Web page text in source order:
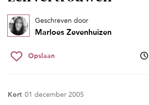
Geschreven door
Marloes Zevenhuizen
Opslaan
Kort 01 december 2005